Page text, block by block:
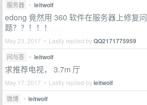
服务器 • leitwolf
edong 竟然用 360 软件在服务器上修复问
题？？！！！
May 23, 2017 • Lastly replied byQQ2171775959
问与答 • leitwolf
求推荐电视， 3.7m 厅
May 17, 2017 • Lastly replied byleitwolf
微博 • leitwolf